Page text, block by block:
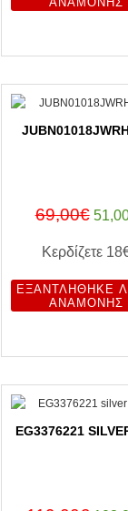
69,00€
Κερδίζετε
ΕΞΑΝΤΛΉΘΗΚΕ
ΑΝΑΜΟΝΉΣ
EG3376221